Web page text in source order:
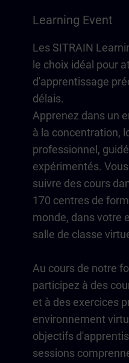
Learning Event
Les SITRAIN
le choix idéal pour
d'apprentissage
délais.
Apprenez dans un
à la concentration,
professionnel,
expérimentés.
suivre des cours
170 centres de
monde, dans votre
salle de classe
Au cours de notre
participez à des
et à des exercices
environnement
objectifs
sessions